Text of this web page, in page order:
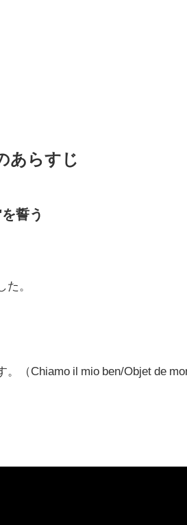
あらすじ
誓う
た。
（Chiamo il mio ben/Objet de